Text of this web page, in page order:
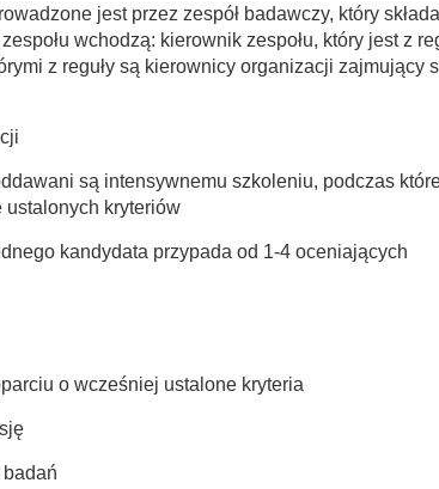
jest przez zespół badawczy, który
wchodzą: kierownik zespołu, który jest z
z reguły są kierownicy organizacji zajmujący
są intensywnemu szkoleniu, podczas
ustalonych kryteriów
kandydata przypada od 1-4 oceniających
o wcześniej ustalone kryteria